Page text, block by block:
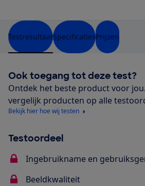
TestresultaatSpecificatiesPrijzen
Ook toegang tot deze test?
Ontdek het beste product voor
vergelijk producten op alle
Bekijk hier hoe wij testen
Testoordeel
Ingebruikname en
Beeldkwaliteit